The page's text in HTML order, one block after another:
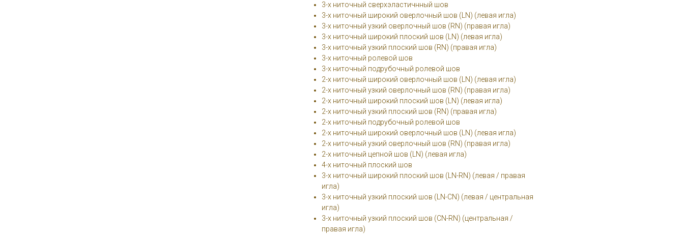
3-х ниточный сверхэластичнный шов
3-х ниточный широкий оверлочный шов (LN) (левая игла)
3-х ниточный узкий оверлочный шов (RN) (правая игла)
3-х ниточный широкий плоский шов (LN) (левая игла)
3-х ниточный узкий плоский шов (RN) (правая игла)
3-х ниточный ролевой шов
3-х ниточный подрубочный ролевой шов
2-х ниточный широкий оверлочный шов (LN) (левая игла)
2-х ниточный узкий оверлочный шов (RN) (правая игла)
2-х ниточный широкий плоский шов (LN) (левая игла)
2-х ниточный узкий плоский шов (RN) (правая игла)
2-х ниточный подрубочный ролевой шов
2-х ниточный широкий оверлочный шов (LN) (левая игла)
2-х ниточный узкий оверлочный шов (RN) (правая игла)
2-х ниточный цепной шов (LN) (левая игла)
4-х ниточный плоский шов
3-х ниточный широкий плоский шов (LN-RN) (левая / правая
игла)
3-х ниточный узкий плоский шов (LN-СN) (левая / центральная
игла)
3-х ниточный узкий плоский шов (СN-RN) (центральная /
правая игла)